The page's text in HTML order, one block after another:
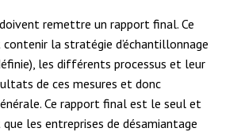
remettre un rapport final. Ce
la stratégie d’échantillonnage
les différents processus et leur
de ces mesures et donc
Ce rapport final est le seul et
les entreprises de désamiantage